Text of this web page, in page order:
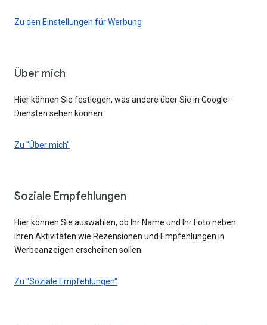
Zu den Einstellungen für Werbung
Über mich
Hier können Sie festlegen, was andere über Sie in Google-
Diensten sehen können.
Zu "Über mich"
Soziale Empfehlungen
Hier können Sie auswählen, ob Ihr Name und Ihr Foto neben
Ihren Aktivitäten wie Rezensionen und Empfehlungen in
Werbeanzeigen erscheinen sollen.
Zu "Soziale Empfehlungen"